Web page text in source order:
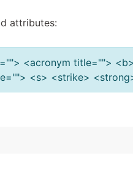
attributes:
<acronym title="">
<s> <strike>